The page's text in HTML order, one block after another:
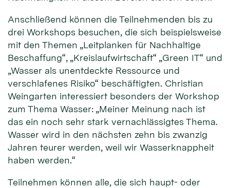
Anschließend können die Teilnehmenden bis zu
drei Workshops besuchen, die sich beispielsweise
mit den Themen „Leitplanken für Nachhaltige
Beschaffung“, „Kreislaufwirtschaft“ „Green IT“ und
„Wasser als unentdeckte Ressource und
verschlafenes Risiko“ beschäftigten. Christian
Weingarten interessiert besonders der Workshop
zum Thema Wasser: „Meiner Meinung nach ist
das ein noch sehr stark vernachlässigtes Thema.
Wasser wird in den nächsten zehn bis zwanzig
Jahren teurer werden, weil wir Wasserknappheit
haben werden.“
Teilnehmen können alle, die sich haupt- oder